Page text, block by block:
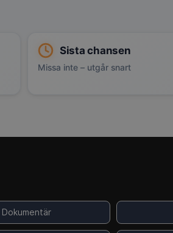
Sista chansen
Missa inte – utgår snart
Dokumentär